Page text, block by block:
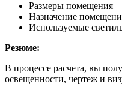
Размеры помещения
Назначение
Используемые
Резюме:
В процессе расчета, вы
освещенности, чертеж и